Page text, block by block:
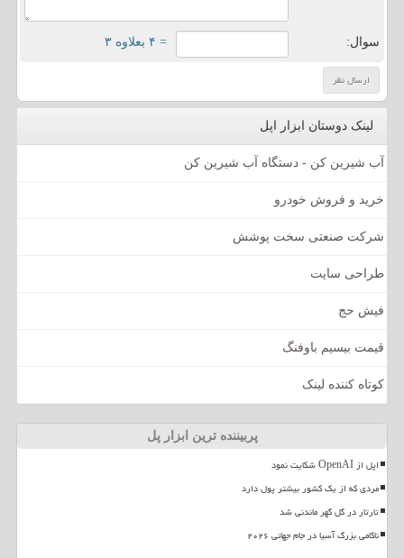
سوال: = ۴ بعلاوه ۳
لینک دوستان ابزار اپل
آب شیرین کن - دستگاه آب شیرین کن
خرید و فروش خودرو
شرکت صنعتی سخت پوشش
طراحی سایت
فیش حج
قیمت بیسیم باوفنگ
کوتاه کننده لینک
پربیننده ترین ابزار پل
اپل از OpenAI شکایت نمود
مردی که از یک کشور بیشتر پول دارد
تارتار در گل گهر ماندنی شد
ناکامی بزرگ آسیا در جام جهانی ۲۰۲۶